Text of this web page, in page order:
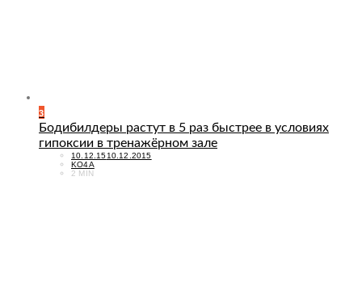
3
Бодибилдеры растут в 5 раз быстрее в условиях
гипоксии в тренажёрном зале
POSTED
ON
10.12.1510.12.2015
KO4A
2 MIN